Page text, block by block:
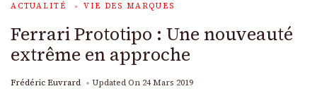
ACTUALITÉ VIE DES MARQUES
Ferrari Prototipo : Une nouveauté
extrême en approche
Frédéric Euvrard Updated On 24 Mars 2019